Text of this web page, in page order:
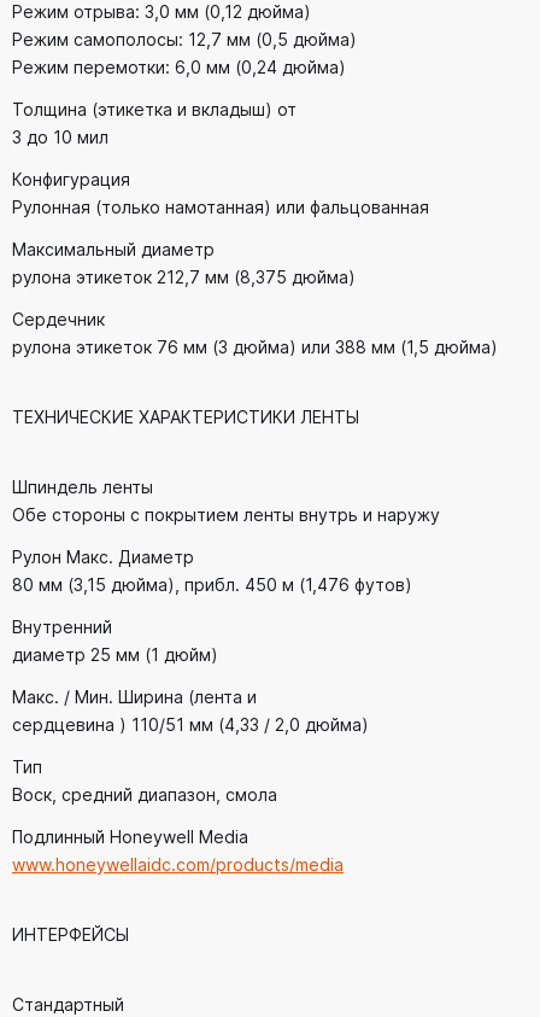
Режим отрыва: 3,0 мм (0,12 дюйма)
Режим самополосы: 12,7 мм (0,5 дюйма)
Режим перемотки: 6,0 мм (0,24 дюйма)
Толщина (этикетка и вкладыш) от
3 до 10 мил
Конфигурация
Рулонная (только намотанная) или фальцованная
Максимальный диаметр
рулона этикеток 212,7 мм (8,375 дюйма)
Сердечник
рулона этикеток 76 мм (3 дюйма) или 388 мм (1,5 дюйма)
ТЕХНИЧЕСКИЕ ХАРАКТЕРИСТИКИ ЛЕНТЫ
Шпиндель ленты
Обе стороны с покрытием ленты внутрь и наружу
Рулон Макс. Диаметр
80 мм (3,15 дюйма), прибл. 450 м (1,476 футов)
Внутренний
диаметр 25 мм (1 дюйм)
Макс. / Мин. Ширина (лента и
сердцевина ) 110/51 мм (4,33 / 2,0 дюйма)
Тип
Воск, средний диапазон, смола
Подлинный Honeywell Media
www.honeywellaidc.com/products/media
ИНТЕРФЕЙСЫ
Стандартный